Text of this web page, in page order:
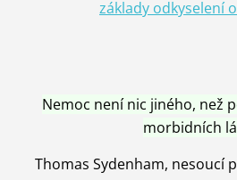
základy odkyselení
Nemoc není nic jiného, než
morbidních
Thomas Sydenham, nesoucí